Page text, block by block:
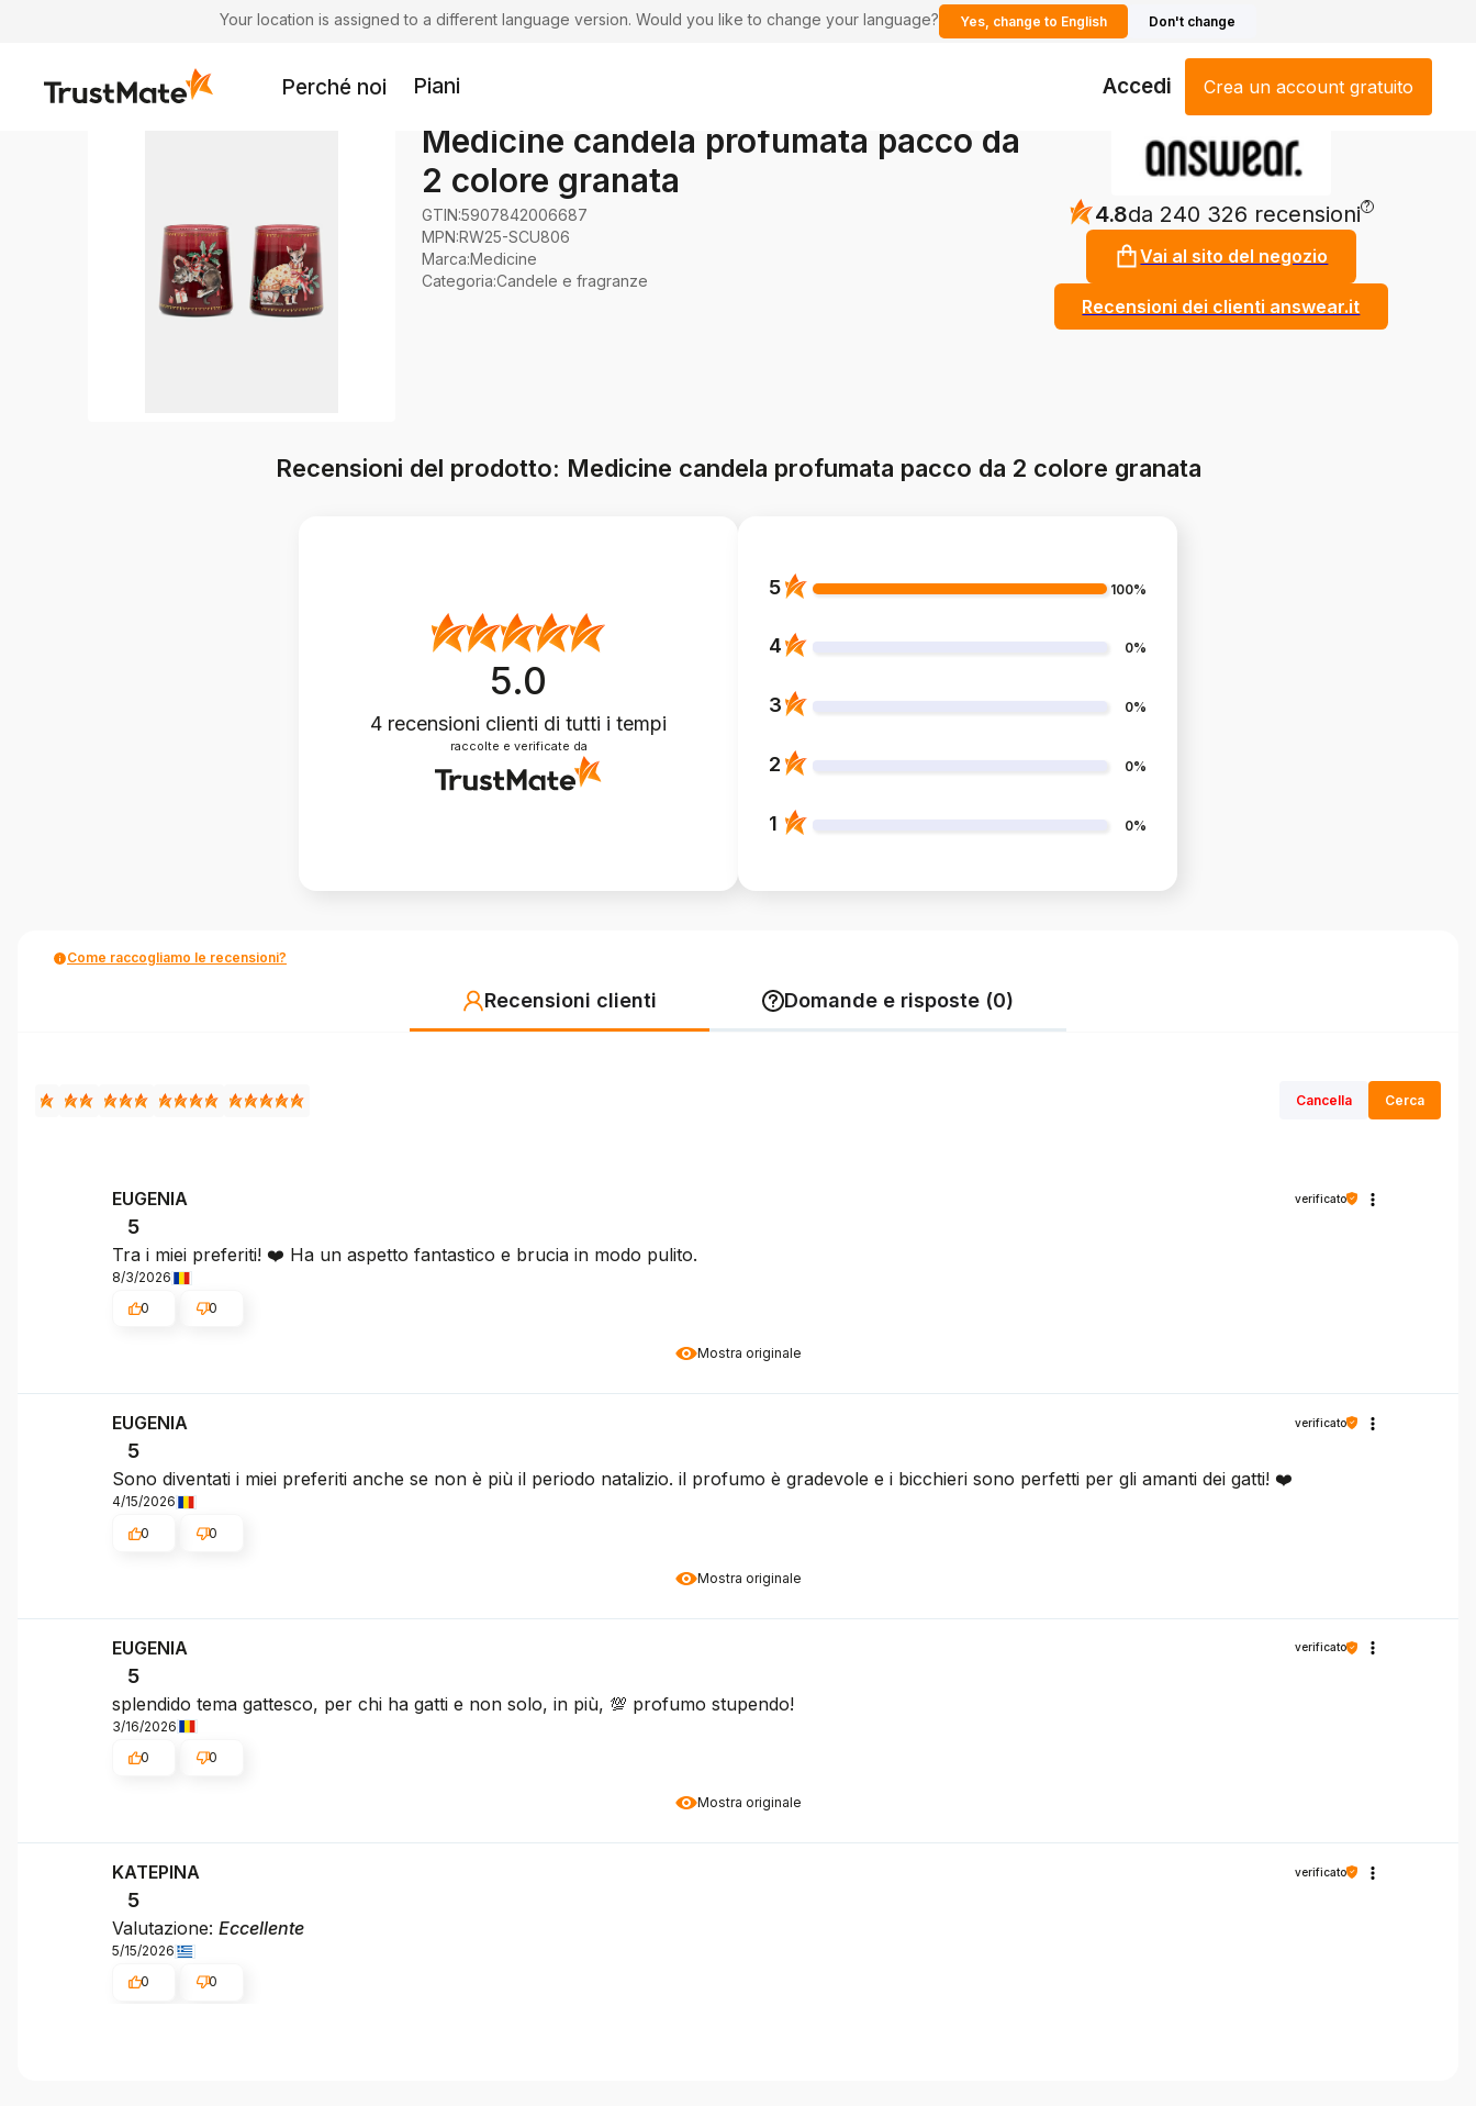
Your location is assigned to a different language version. Would you like to change your language? Yes, change to English Don't change
Perché noi Piani Accedi Crea un account gratuito
Medicine candela profumata pacco da
2 colore granata
GTIN:5907842006687
MPN:RW25-SCU806
Marca:Medicine
Categoria:Candele e fragranze
4.8da 240 326 recensioni ?
Vai al sito del negozio
Recensioni dei clienti answear.it
Recensioni del prodotto: Medicine candela profumata pacco da 2 colore granata
5.0
4 recensioni clienti di tutti i tempi
raccolte e verificate da
5 100%
4 0%
3 0%
2 0%
1 0%
Come raccogliamo le recensioni?
Recensioni clienti Domande e risposte (0)
Cancella Cerca
Mostra originale
EUGENIA verificato
5
Tra i miei preferiti! ❤️ Ha un aspetto fantastico e brucia in modo pulito.
8/3/2026
0
0
Mostra originale
EUGENIA verificato
5
Sono diventati i miei preferiti anche se non è più il periodo natalizio. il profumo è gradevole e i bicchieri sono perfetti per gli amanti dei gatti! ❤️
4/15/2026
0
0
Mostra originale
EUGENIA verificato
5
splendido tema gattesco, per chi ha gatti e non solo, in più, 💯 profumo stupendo!
3/16/2026
0
0
ΚΑΤΕΡΙΝΑ verificato
5
Valutazione: Eccellente
5/15/2026
0
0